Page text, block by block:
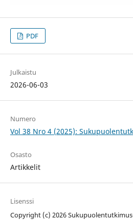
PDF
Julkaistu
2026-06-03
Numero
Vol 38 Nro 4 (2025):
Osasto
Artikkelit
Lisenssi
Copyright (c) 2026